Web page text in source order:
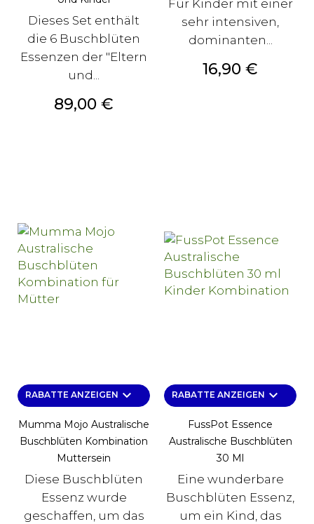
Dieses Set enthält
die 6 Buschblüten
Essenzen der "Eltern
und...
Preis
89,00 €
Für Kinder mit einer
sehr intensiven,
dominanten...
Preis
16,90 €
RABATTE ANZEIGEN keyboard_arrow_down
Mumma Mojo Australische
Buschblüten Kombination
Muttersein
Diese Buschblüten
Essenz wurde
geschaffen, um das
RABATTE ANZEIGEN keyboard_arrow_down
FussPot Essence
Australische Buschblüten
30 Ml
Eine wunderbare
Buschblüten Essenz,
um ein Kind, das